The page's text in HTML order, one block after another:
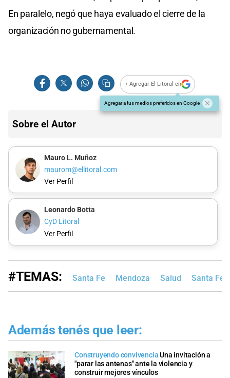
En paralelo, negó que haya evaluado el cierre de la
organización no gubernamental.
+ Agregar El Litoral en
Agregar a tus medios preferidos en Google
Sobre el Autor
Mauro L. Muñoz
maurom@ellitoral.com
Ver Perfil
Leonardo Botta
CyD Litoral
Ver Perfil
#TEMAS: Santa Fe Mendoza Salud Santa Fe
Además tenés que leer:
Construyendo convivenciaUna invitación a
"parar las antenas" ante la violencia y
construir mejores vínculos